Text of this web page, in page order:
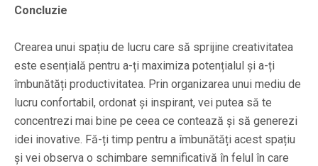
Concluzie
Crearea unui spațiu de lucru care să sprijine creativitatea
este esențială pentru a-ți maximiza potențialul și a-ți
îmbunătăți productivitatea. Prin organizarea unui mediu de
lucru confortabil, ordonat și inspirant, vei putea să te
concentrezi mai bine pe ceea ce contează și să generezi
idei inovative. Fă-ți timp pentru a îmbunătăți acest spațiu
și vei observa o schimbare semnificativă în felul în care